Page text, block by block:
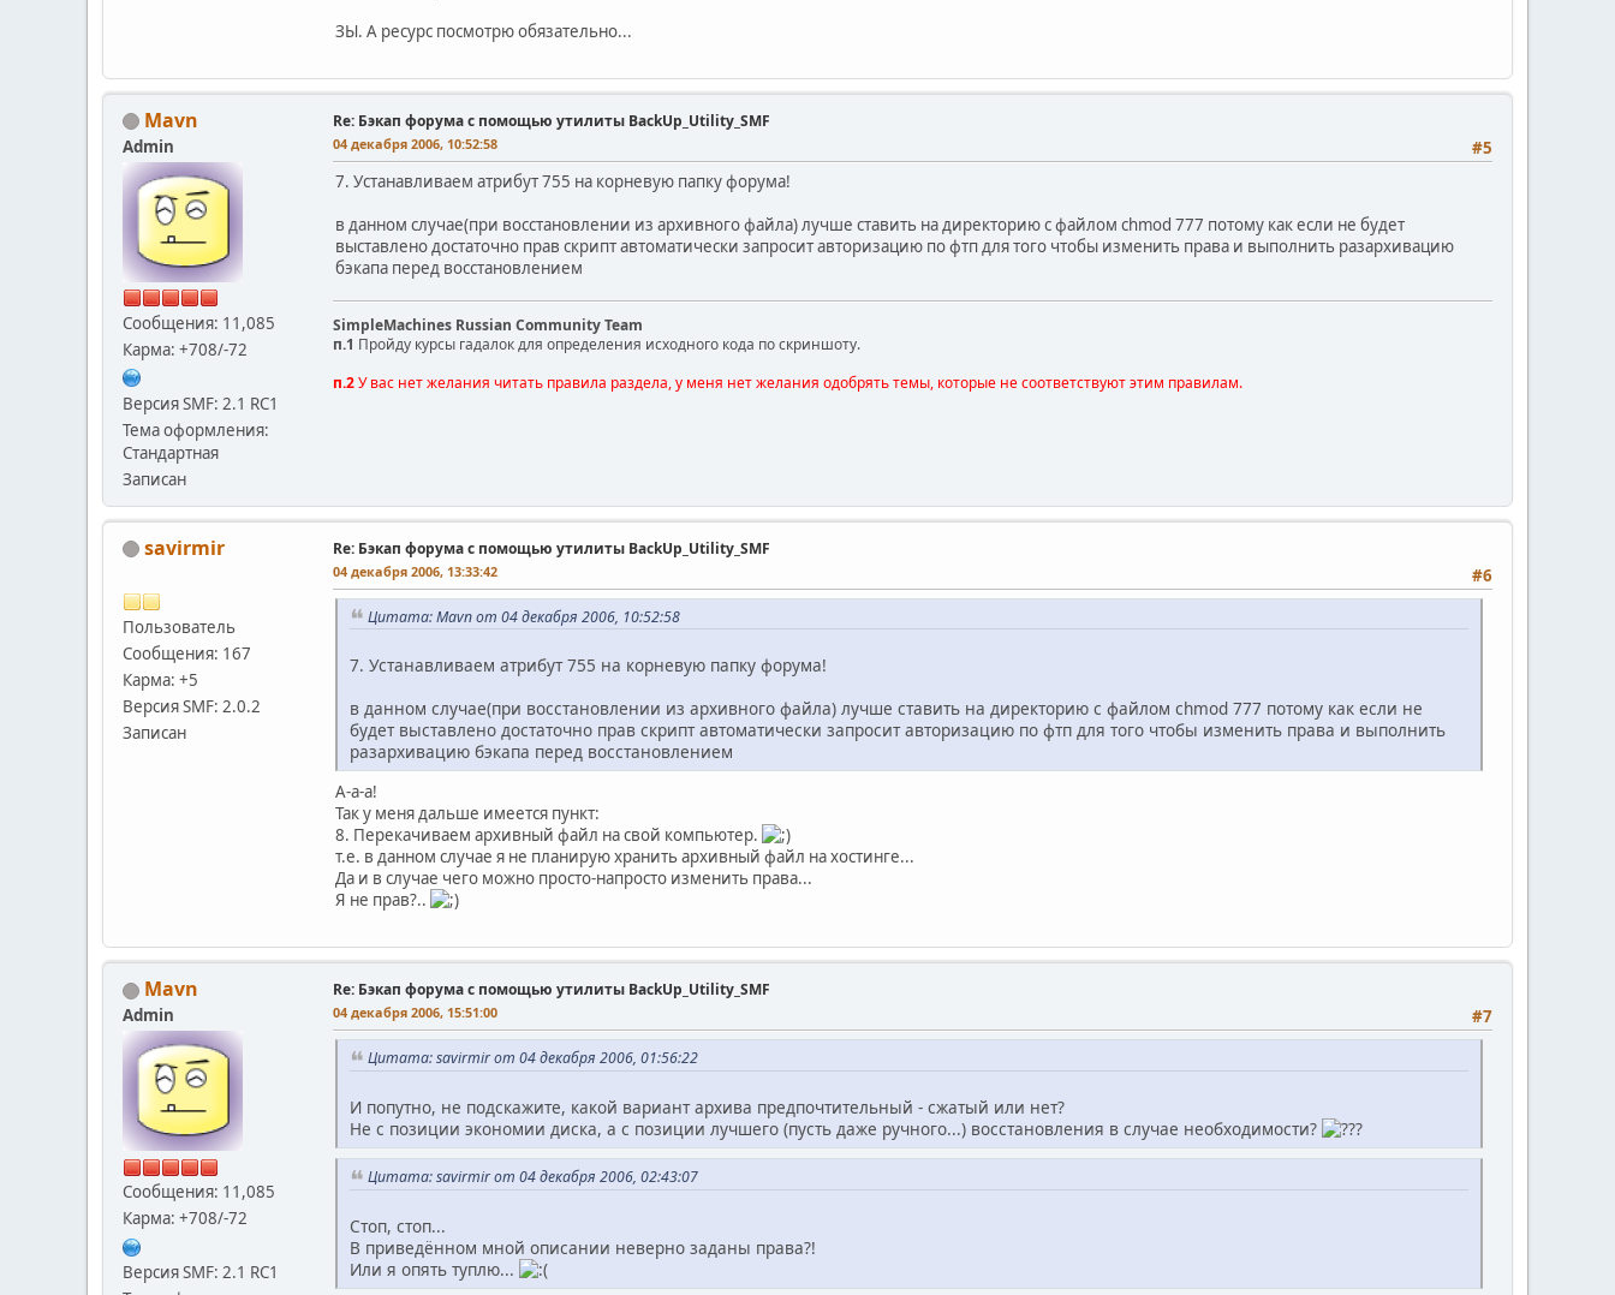
ЗЫ. А ресурс посмотрю обязательно...
Mavn
Admin
Сообщения: 11,085
Карма: +708/-72
Версия SMF: 2.1 RC1
Тема оформления:
Стандартная
Записан
Re: Бэкап форума с помощью утилиты BackUp_Utility_SMF
#5
04 декабря 2006, 10:52:58
7. Устанавливаем атрибут 755 на корневую папку форума!
в данном случае(при восстановлении из архивного файла) лучше ставить на директорию с файлом chmod 777 потому как если не будет
выставлено достаточно прав скрипт автоматически запросит авторизацию по фтп для того чтобы изменить права и выполнить разархивацию
бэкапа перед восстановлением
SimpleMachines Russian Community Team
п.1 Пройду курсы гадалок для определения исходного кода по скриншоту.
п.2У вас нет желания читать правила раздела, у меня нет желания одобрять темы, которые не соответствуют этим правилам.
savirmir
Пользователь
Сообщения: 167
Карма: +5
Версия SMF: 2.0.2
Записан
Re: Бэкап форума с помощью утилиты BackUp_Utility_SMF
#6
04 декабря 2006, 13:33:42
Цитата: Mavn от 04 декабря 2006, 10:52:58
7. Устанавливаем атрибут 755 на корневую папку форума!
в данном случае(при восстановлении из архивного файла) лучше ставить на директорию с файлом chmod 777 потому как если не
будет выставлено достаточно прав скрипт автоматически запросит авторизацию по фтп для того чтобы изменить права и выполнить
разархивацию бэкапа перед восстановлением
А-а-а!
Так у меня дальше имеется пункт:
8. Перекачиваем архивный файл на свой компьютер.
т.е. в данном случае я не планирую хранить архивный файл на хостинге...
Да и в случае чего можно просто-напросто изменить права...
Я не прав?..
Mavn
Admin
Сообщения: 11,085
Карма: +708/-72
Версия SMF: 2.1 RC1
Re: Бэкап форума с помощью утилиты BackUp_Utility_SMF
#7
04 декабря 2006, 15:51:00
Цитата: savirmir от 04 декабря 2006, 01:56:22
И попутно, не подскажите, какой вариант архива предпочтительный - сжатый или нет?
Не с позиции экономии диска, а с позиции лучшего (пусть даже ручного...) восстановления в случае необходимости?
Цитата: savirmir от 04 декабря 2006, 02:43:07
Стоп, стоп...
В приведённом мной описании неверно заданы права?!
Или я опять туплю...